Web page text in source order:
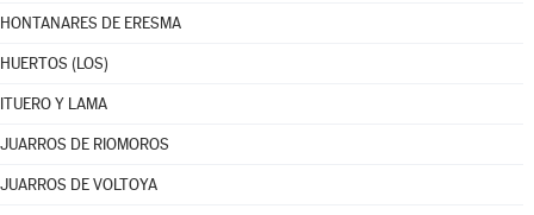
HONTANARES DE ERESMA
HUERTOS (LOS)
ITUERO Y LAMA
JUARROS DE RIOMOROS
JUARROS DE VOLTOYA